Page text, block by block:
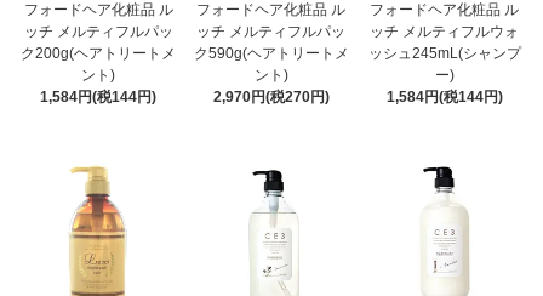
フォードヘア化粧品 ル
ッチ メルティフルパッ
ク200g(ヘアトリートメ
ント)
1,584円(税144円)
フォードヘア化粧品 ル
ッチ メルティフルパッ
ク590g(ヘアトリートメ
ント)
2,970円(税270円)
フォードヘア化粧品 ル
ッチ メルティフルウォ
ッシュ245mL(シャンプ
ー)
1,584円(税144円)